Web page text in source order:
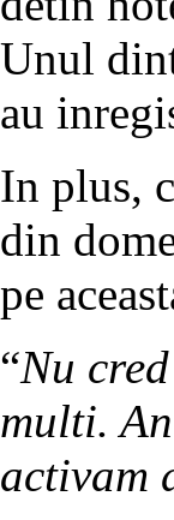
Unul
au
In plus,
din
pe
“Nu
multi.
activam